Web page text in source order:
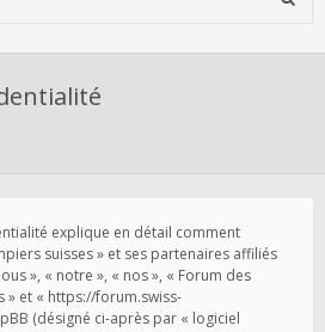
explique en détail comment
suisses » et ses partenaires affiliés
», « notre », « nos », « Forum des
» et « https://forum.swiss-
(désigné ci-après par « logiciel